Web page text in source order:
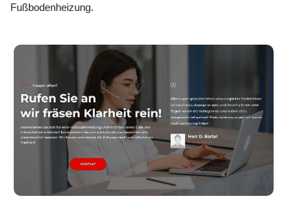
Fußbodenheizung.